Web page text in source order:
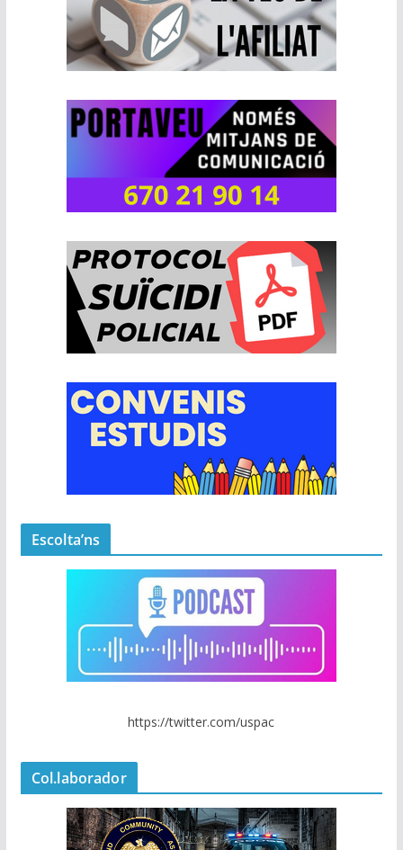
Escolta’ns
https://twitter.com/uspac
Col.laborador